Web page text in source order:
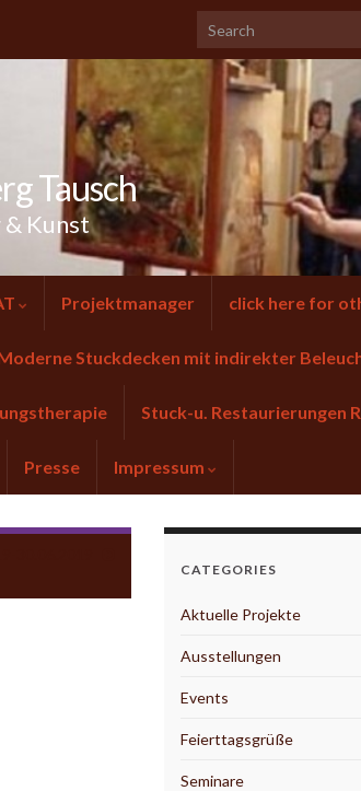
Tausch
Kunst
Projektmanager click here for
Stuckdecken mit indirekter
Stuck-u. Restaurierungen
Presse Impressum
CATEGORIES
Aktuelle Projekte
Ausstellungen
Events
Feierttagsgrüße
Seminare